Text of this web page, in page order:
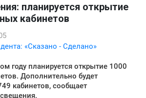
планируется открытие
кабинетов
«Сказано - Сделано»
году планируется открытие 1000
Дополнительно будет
кабинетов, сообщает